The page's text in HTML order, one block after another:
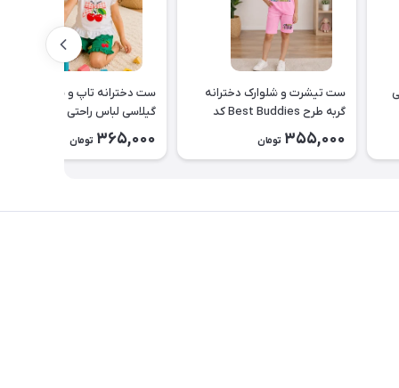
ست تیشرت و شلوارک دخترانه
گربه طرح Best Buddies کد
355,000 تومان
ست دخترانه تاپ و شلوارک
گیلاسی لباس راحتی دخترانه
365,000 تومان